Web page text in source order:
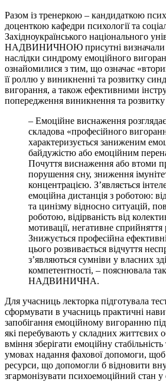
Разом із тренеркою – кандидаткою
доценткою кафедри психології та
Західноукраїнського національного
НАДВИНИЧНОЮ присутні визначали
наслідки синдрому емоційного
ознайомилися з тим, що означає
її роллю у виникненні та розвитку
вигорання, а також ефективними
попередження виникнення та
– Емоційне виснаження
складова «професійного
характеризується заниженим
байдужістю або емоційним
Почуття виснаження або втоми
порушення сну, зниження
концентрацією. З’являється
емоційна дистанція з роботою:
та цинізму відносно ситуацій,
роботою, відірваність від
мотивації, негативне сприйняття
Знижується професійна
цього розвивається відчуття
з’являються сумніви у власних
компетентності, – пояснювала
НАДВИНИЧНА.
Для учасниць лекторка підготувала
сформувати в учасниць практичні
запобігання емоційному вигоранню
які перебувають у складних життєвих
вміння зберігати емоційну
умовах надання фахової допомоги, щоб
ресурси, що допомогли б відновити
згармонізувати психоемоційний стан